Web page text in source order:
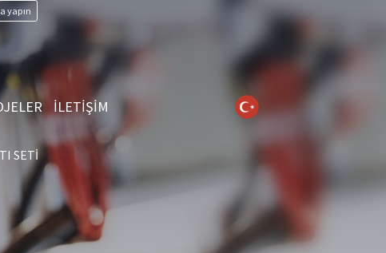
yapın
İLETİŞİM
SETI